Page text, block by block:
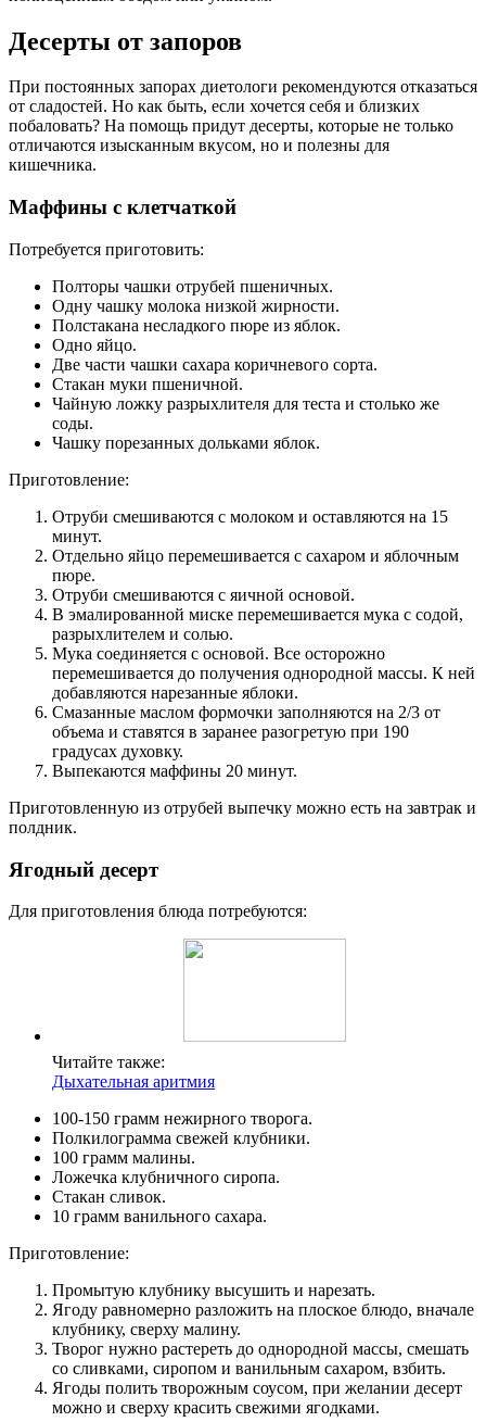
Десерты от запоров
При постоянных запорах диетологи рекомендуются отказаться
от сладостей. Но как быть, если хочется себя и близких
побаловать? На помощь придут десерты, которые не только
отличаются изысканным вкусом, но и полезны для
кишечника.
Маффины с клетчаткой
Потребуется приготовить:
Полторы чашки отрубей пшеничных.
Одну чашку молока низкой жирности.
Полстакана несладкого пюре из яблок.
Одно яйцо.
Две части чашки сахара коричневого сорта.
Стакан муки пшеничной.
Чайную ложку разрыхлителя для теста и столько же
соды.
Чашку порезанных дольками яблок.
Приготовление:
Отруби смешиваются с молоком и оставляются на 15
минут.
Отдельно яйцо перемешивается с сахаром и яблочным
пюре.
Отруби смешиваются с яичной основой.
В эмалированной миске перемешивается мука с содой,
разрыхлителем и солью.
Мука соединяется с основой. Все осторожно
перемешивается до получения однородной массы. К ней
добавляются нарезанные яблоки.
Смазанные маслом формочки заполняются на 2/3 от
объема и ставятся в заранее разогретую при 190
градусах духовку.
Выпекаются маффины 20 минут.
Приготовленную из отрубей выпечку можно есть на завтрак и
полдник.
Ягодный десерт
Для приготовления блюда потребуются:
Читайте также:
Дыхательная аритмия
100-150 грамм нежирного творога.
Полкилограмма свежей клубники.
100 грамм малины.
Ложечка клубничного сиропа.
Стакан сливок.
10 грамм ванильного сахара.
Приготовление:
Промытую клубнику высушить и нарезать.
Ягоду равномерно разложить на плоское блюдо, вначале
клубнику, сверху малину.
Творог нужно растереть до однородной массы, смешать
со сливками, сиропом и ванильным сахаром, взбить.
Ягоды полить творожным соусом, при желании десерт
можно и сверху красить свежими ягодками.